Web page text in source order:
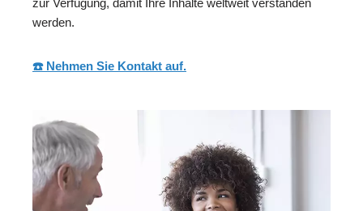
zur Verfügung, damit Ihre Inhalte weltweit verstanden
werden.
☎️ Nehmen Sie Kontakt auf.